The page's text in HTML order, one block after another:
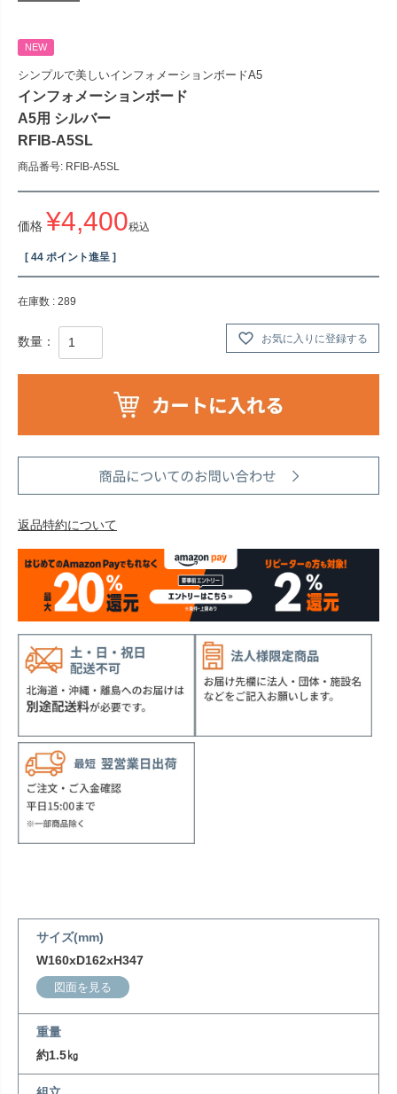
NEW
シンプルで美しいインフォメーションボードA5
インフォメーションボード
A5用 シルバー
RFIB-A5SL
商品番号 RFIB-A5SL
価格 ¥4,400税込
[ 44 ポイント進呈 ]
在庫数 289
お気に入りに登録する
返品特約について
サイズ(mm)
W160xD162xH347
図面を見る
重量
約1.5㎏